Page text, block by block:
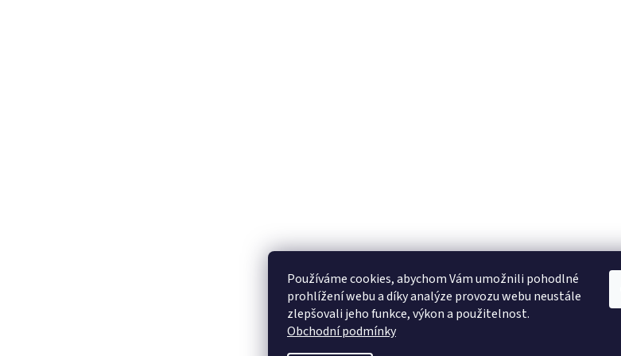
Používáme cookies, abychom Vám umožnili pohodlné
prohlížení webu a díky analýze provozu webu neustále
zlepšovali jeho funkce, výkon a použitelnost.
Obchodní podmínky